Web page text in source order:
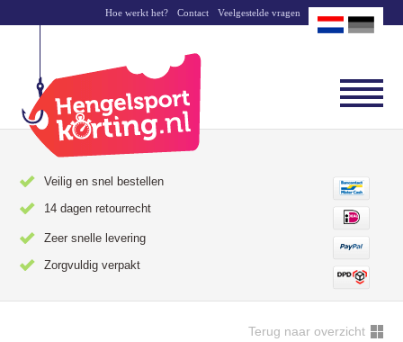
Hoe werkt het? Contact Veelgestelde vragen
Veilig en snel bestellen
14 dagen retourrecht
Zeer snelle levering
Zorgvuldig verpakt
Terug naar overzicht